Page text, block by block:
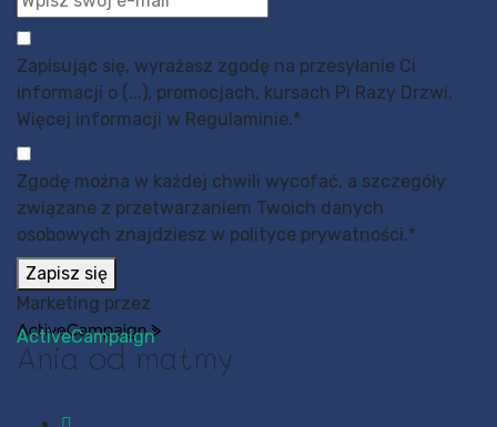
Zapisując się, wyrażasz zgodę na przesyłanie Ci
informacji o (...), promocjach, kursach Pi Razy Drzwi.
Więcej informacji w Regulaminie.*
Zgodę można w każdej chwili wycofać, a szczegóły
związane z przetwarzaniem Twoich danych
osobowych znajdziesz w polityce prywatności.*
Zapisz się
Marketing przez
ActiveCampaign
Ania od matmy